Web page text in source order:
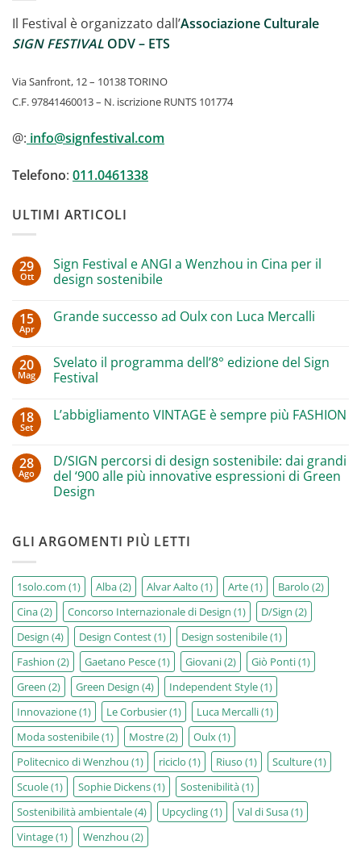
Il Festival è organizzato dall’Associazione Culturale
SIGN FESTIVAL ODV – ETS
Via Sanfront, 12 – 10138 TORINO
C.F. 97841460013 – N. iscrizione RUNTS 101774
@: info@signfestival.com
Telefono: 011.0461338
ULTIMI ARTICOLI
29
Ott
Sign Festival e ANGI a Wenzhou in Cina per il
design sostenibile
su
ANGI
a
Wenzhou
per
il
15
Apr
Grande successo ad Oulx con Luca Mercalli
Grande
successo
ad
Luca
20
Mag
Svelato il programma dell’8° edizione del Sign
Festival
su
dell’8°
edizione
del
Sign
Festival
18
Set
L’abbigliamento VINTAGE è sempre più FASHION
L’abbigliamento
VINTAGE
è
sempre
28
Ago
D/SIGN percorsi di design sostenibile: dai grandi
del ‘900 alle più innovative espressioni di Green
Design
D/SIGN
percorsi
sostenibile:
dai
grandi
del
‘900
alle
più
innovative
espressioni
di
Green
Design
GLI ARGOMENTI PIÙ LETTI
1solo.com (1) Alba(2) Alvar Aalto (1) Arte(1) Barolo (2)
Cina(2) Concorso Internazionale di Design (1) D/Sign (2)
Design (4) Design Contest(1) Design sostenibile(1)
Fashion (2) Gaetano Pesce(1) Giovani(2) Giò Ponti(1)
Green (2) Green Design (4) Independent Style(1)
Innovazione(1) Le Corbusier(1) Luca Mercalli(1)
Moda sostenibile(1) Mostre(2) Oulx(1)
Politecnico di Wenzhou (1) riciclo (1) Riuso (1) Sculture(1)
Scuole(1) Sophie Dickens(1) Sostenibilità(1)
Sostenibilità ambientale(4) Upcycling(1) Val di Susa(1)
Vintage(1) Wenzhou (2)